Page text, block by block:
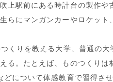
上駅前にある時計台の製作や
らにマンガンカーやロケット
くりを教える大学、普通の大
る。たとえば、ものつくりは
について体感教育で習得さ